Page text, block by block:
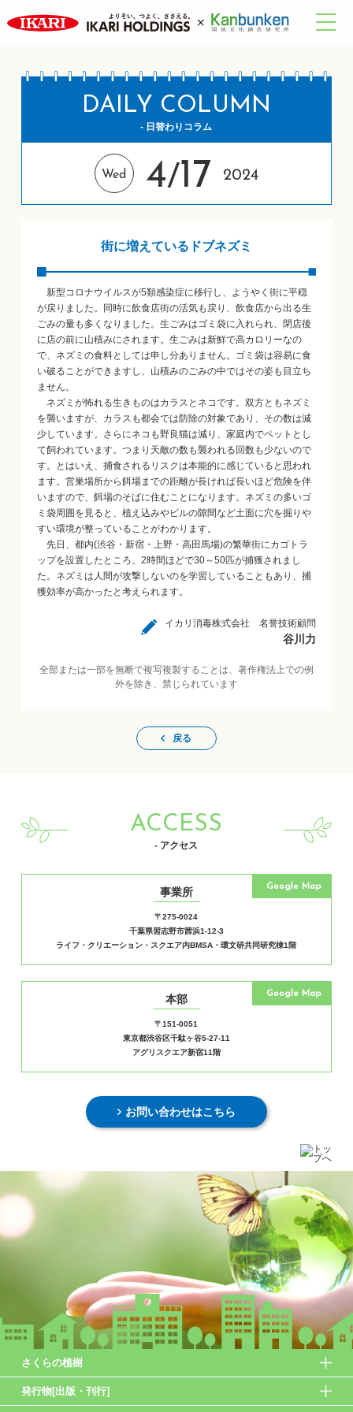
DAILY COLUMN
- 日替わりコラム
Wed 4/17 2024
街に増えているドブネズミ
新型コロナウイルスが5類感染症に移行し、ようやく街に平穏
が戻りました。同時に飲食店街の活気も戻り、飲食店から出る生
ごみの量も多くなりました。生ごみはゴミ袋に入れられ、閉店後
に店の前に山積みにされます。生ごみは新鮮で高カロリーなの
で、ネズミの食料としては申し分ありません。ゴミ袋は容易に食
い破ることができますし、山積みのごみの中ではその姿も目立ち
ません。
ネズミが怖れる生きものはカラスとネコです。双方ともネズミ
を襲いますが、カラスも都会では防除の対象であり、その数は減
少しています。さらにネコも野良猫は減り、家庭内でペットとし
て飼われています。つまり天敵の数も襲われる回数も少ないので
す。とはいえ、捕食されるリスクは本能的に感じていると思われ
ます。営巣場所から餌場までの距離が長ければ長いほど危険を伴
いますので、餌場のそばに住むことになります。ネズミの多いゴ
ミ袋周囲を見ると、植え込みやビルの隙間など土面に穴を掘りや
すい環境が整っていることがわかります。
先日、都内(渋谷・新宿・上野・高田馬場)の繁華街にカゴトラ
ップを設置したところ、2時間ほどで30～50匹が捕獲されまし
た。ネズミは人間が攻撃しないのを学習していることもあり、捕
獲効率が高かったと考えられます。
イカリ消毒株式会社 名誉技術顧問
谷川力
全部または一部を無断で複写複製することは、著作権法上での例
外を除き、禁じられています
戻る
ACCESS
- アクセス
事業所
〒275-0024
千葉県習志野市茜浜1-12-3
ライフ・クリエーション・スクエア内BMSA・環文研共同研究棟1階
Google Map
本部
〒151-0051
東京都渋谷区千駄ヶ谷5-27-11
アグリスクエア新宿11階
Google Map
お問い合わせはこちら
さくらの植樹
発行物[出版・刊行]